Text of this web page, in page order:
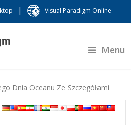
| Visual Paradigm Online
Menu
Dnia Oceanu Ze Szczegółami